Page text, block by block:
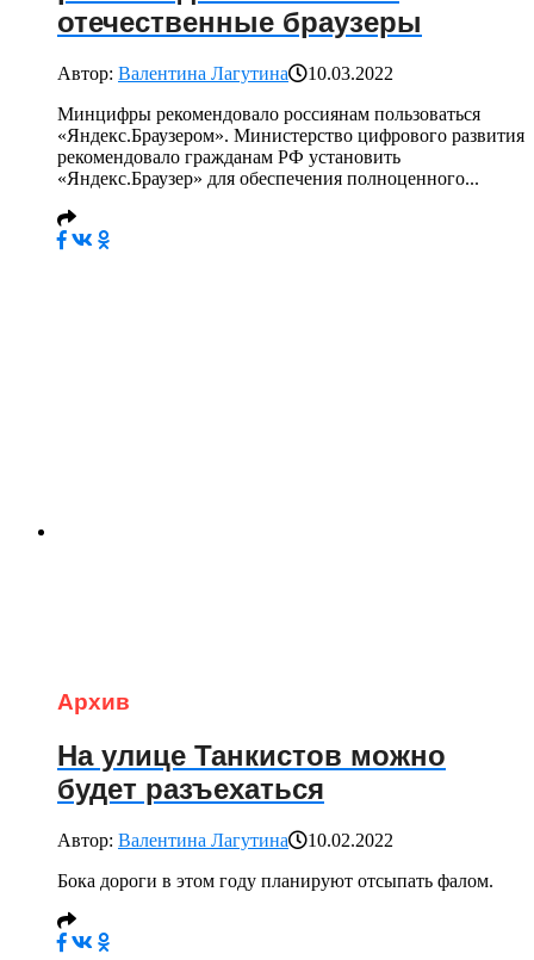
отечественные браузеры
Автор: Валентина Лагутина
10.03.2022
Минцифры рекомендовало россиянам пользоваться
«Яндекс.Браузером». Министерство цифрового развития
рекомендовало гражданам РФ установить
«Яндекс.Браузер» для обеспечения полноценного...
Архив
На улице Танкистов можно
будет разъехаться
Автор: Валентина Лагутина
10.02.2022
Бока дороги в этом году планируют отсыпать фалом.